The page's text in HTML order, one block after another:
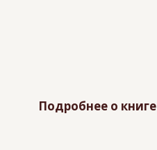
Подробнее о книге